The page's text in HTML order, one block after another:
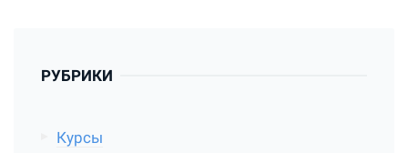
РУБРИКИ
Курсы